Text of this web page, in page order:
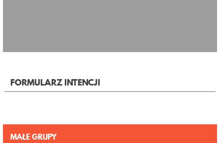
FORMULARZ INTENCJI
MAŁE GRUPY